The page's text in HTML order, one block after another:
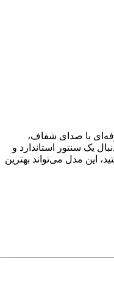
با صدای شفاف،
یک سنتور استاندارد و
این مدل می‌تواند بهترین